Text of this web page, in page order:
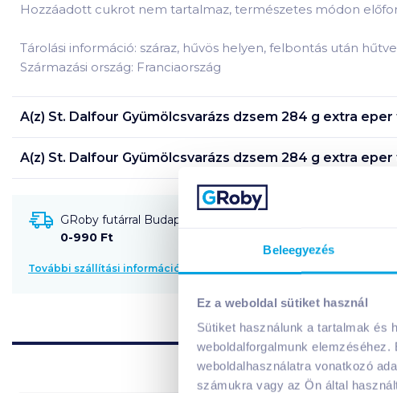
Beleegyezés
Ez a weboldal sütiket használ
Sütiket használunk a tartalmak és
weboldalforgalmunk
weboldalhasználatra vonatkozó
számukra vagy az Ön által
Hozzáadott cukrot nem tartalmaz, természetes módon
Tárolási információ: száraz, hűvös helyen, felbontás után
Származási ország: Franciaország
A(z) St. Dalfour Gyümölcsvarázs dzsem 284 g extra eper
A(z) St. Dalfour Gyümölcsvarázs dzsem 284 g extra eper
GRoby futárral Budapestre és környékére szállítható
0-990 Ft
További szállítási információk